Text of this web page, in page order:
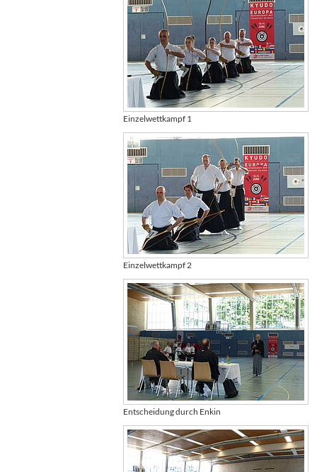
Einzelwettkampf 1
Einzelwettkampf 2
Entscheidung durch Enkin